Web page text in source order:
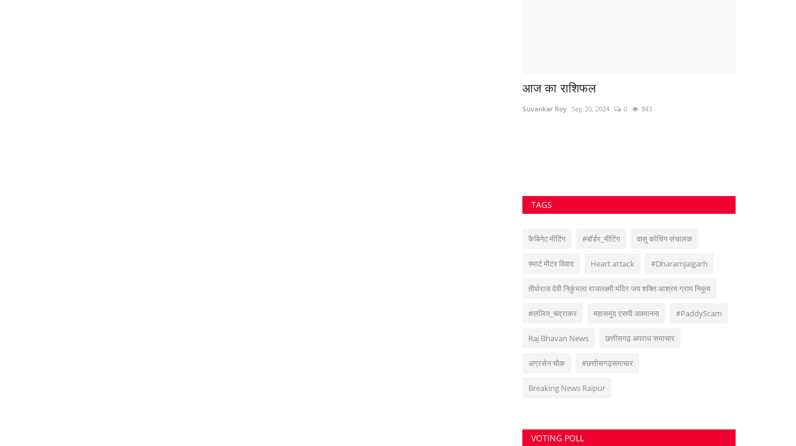
आज का राशिफल
Suvankar Roy Sep 20, 2024 0 843
TAGS
कैबिनेट मीटिंग #बॉर्डर_मीटिंग वासु कोचिंग संचालक
स्मार्ट मीटर विवाद Heart attack #Dharamjaigarh
तीर्थराज देवी निकुंभला राजलक्ष्मी मंदिर जय शक्ति आश्रम ग्राम निकुम
#ललित_चंद्राकर महासमुंद एसपी अवमानना #PaddyScam
Raj Bhavan News छत्तीसगढ़ अपराध समाचार
अग्रसेन चौक #छत्तीसगढ़समाचार
Breaking News Raipur
VOTING POLL